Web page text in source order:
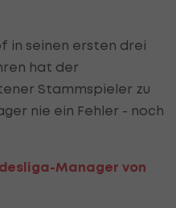
in seinen ersten drei
hat der
Stammspieler zu
nie ein Fehler - noch
Manager von